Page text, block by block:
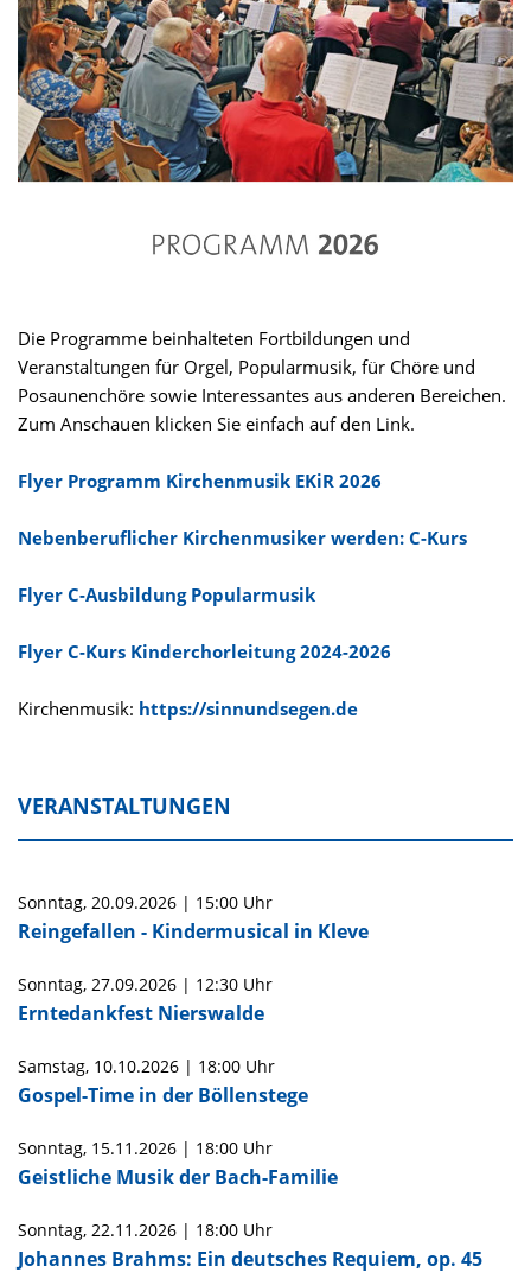
Die Programme beinhalteten Fortbildungen und
Veranstaltungen für Orgel, Popularmusik, für Chöre und
Posaunenchöre sowie Interessantes aus anderen Bereichen.
Zum Anschauen klicken Sie einfach auf den Link.
Flyer Programm Kirchenmusik EKiR 2026
Nebenberuflicher Kirchenmusiker werden: C-Kurs
Flyer C-Ausbildung Popularmusik
Flyer C-Kurs Kinderchorleitung 2024-2026
Kirchenmusik: https://sinnundsegen.de
VERANSTALTUNGEN
Sonntag, 20.09.2026 | 15:00 Uhr
Reingefallen - Kindermusical in Kleve
Sonntag, 27.09.2026 | 12:30 Uhr
Erntedankfest Nierswalde
Samstag, 10.10.2026 | 18:00 Uhr
Gospel-Time in der Böllenstege
Sonntag, 15.11.2026 | 18:00 Uhr
Geistliche Musik der Bach-Familie
Sonntag, 22.11.2026 | 18:00 Uhr
Johannes Brahms: Ein deutsches Requiem, op. 45